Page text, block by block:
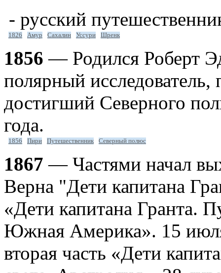
- русский
1826 Амур Сахалин Уссури Шренк
1856 — Родился Роберт
полярный
достигший Северного
года.
1856 Пири Путешественник Северный полюс
1867 — Частями начал
Верна "Дети капитана
«Дети капитана Гранта.
Южная Америка». 15
вторая часть «Дети